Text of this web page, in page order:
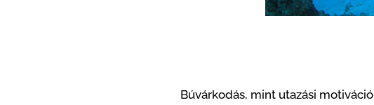
Búvárkodás, mint utazási motiváció